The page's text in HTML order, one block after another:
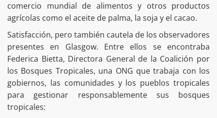
comercio mundial de alimentos y otros productos
agrícolas como el aceite de palma, la soja y el cacao.
Satisfacción, pero también cautela de los observadores
presentes en Glasgow. Entre ellos se encontraba
Federica Bietta, Directora General de la Coalición por
los Bosques Tropicales, una ONG que trabaja con los
gobiernos, las comunidades y los pueblos tropicales
para gestionar responsablemente sus bosques
tropicales: